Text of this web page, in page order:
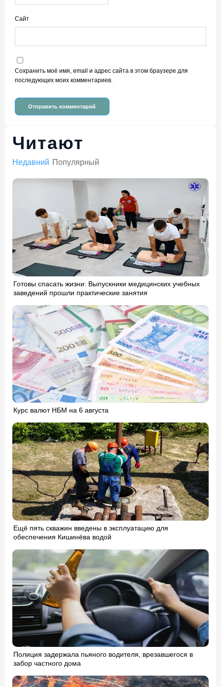
Сайт
Сохранить моё имя, email и адрес сайта в этом браузере для
последующих моих комментариев.
Читают
Недавний Популярный
Готовы спасать жизни: Выпускники медицинских учебных
заведений прошли практические занятия
Курс валют НБМ на 6 августа
Ещё пять скважин введены в эксплуатацию для
обеспечения Кишинёва водой
Полиция задержала пьяного водителя, врезавшегося в
забор частного дома